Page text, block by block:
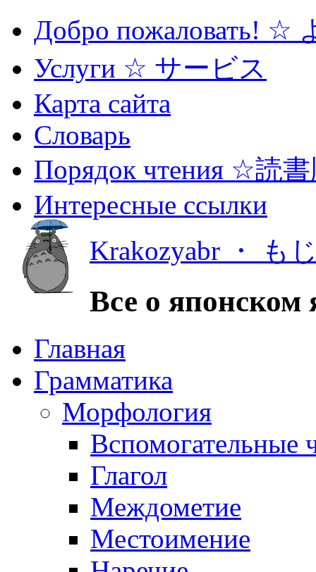
Добро пожаловать! ☆
Услуги ☆ サービス
Карта сайта
Словарь
Порядок чтения ☆読
Интересные ссылки
Krakozyabr ・ も
Все о японском
Главная
Грамматика
Морфология
Вспомогательные
Глагол
Междометие
Местоимение